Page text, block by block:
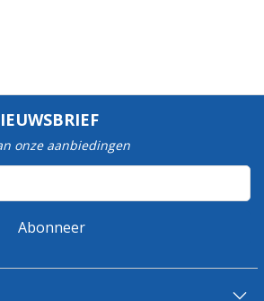
onze aanbiedingen
Abonneer